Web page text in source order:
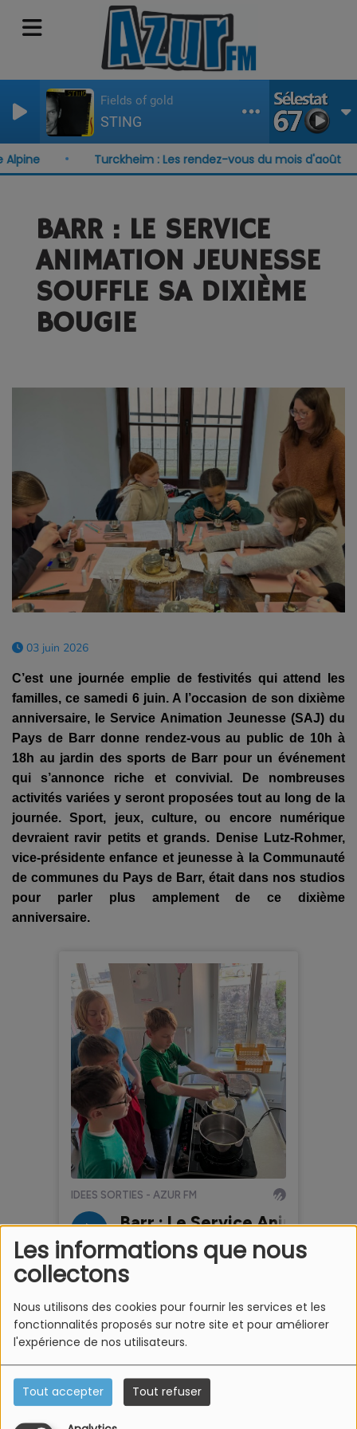
Les informations que nous
collectons
Nous utilisons des cookies pour fournir les services et les
fonctionnalités proposés sur notre site et pour améliorer
l'expérience de nos utilisateurs.
Tout accepter Tout refuser
Fields of gold
STING
Turckheim : Les rendez-vous du mois d'août
BARR : LE SERVICE
ANIMATION JEUNESSE
SOUFFLE SA DIXIÈME
BOUGIE
03 juin 2026
C’est une journée emplie de festivités qui attend les
familles, ce samedi 6 juin. A l’occasion de son dixième
anniversaire, le Service Animation Jeunesse (SAJ) du
Pays de Barr donne rendez-vous au public de 10h à
18h au jardin des sports de Barr pour un événement
qui s’annonce riche et convivial. De nombreuses
activités variées y seront proposées tout au long de la
journée. Sport, jeux, culture, ou encore numérique
devraient ravir petits et grands. Denise Lutz-Rohmer,
vice-présidente enfance et jeunesse à la Communauté
de communes du Pays de Barr, était dans nos studios
pour parler plus amplement de ce dixième
anniversaire.
Informations pratiques :